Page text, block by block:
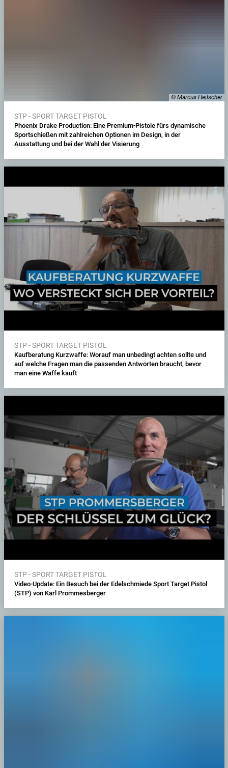
© Marcus Heilscher
STP - SPORT TARGET PISTOL
Phoenix Drake Production: Eine Premium-Pistole fürs dynamische
Sportschießen mit zahlreichen Optionen im Design, in der
Ausstattung und bei der Wahl der Visierung
STP - SPORT TARGET PISTOL
Kaufberatung Kurzwaffe: Worauf man unbedingt achten sollte und
auf welche Fragen man die passenden Antworten braucht, bevor
man eine Waffe kauft
STP - SPORT TARGET PISTOL
Video-Update: Ein Besuch bei der Edelschmiede Sport Target Pistol
(STP) von Karl Prommesberger